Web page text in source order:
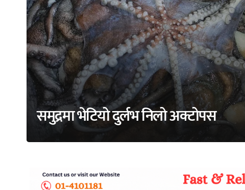
समुद्रमा भेटियो दुर्लभ निलो अक्टोपस